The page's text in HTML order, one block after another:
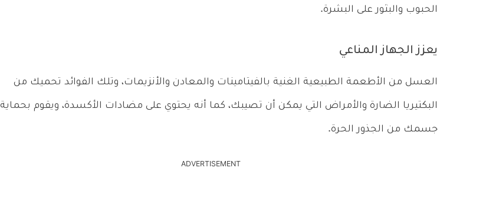
الحبوب والبثور على البشرة.
يعزز الجهاز المناعي
العسل من الأطعمة الطبيعية الغنية بالفيتامينات والمعادن والأنزيمات، وتلك الفوائد تحميك من
البكتيريا الضارة والأمراض التي يمكن أن تصيبك، كما أنه يحتوي على مضادات الأكسدة، ويقوم بحماية
جسمك من الجذور الحرة.
ADVERTISEMENT